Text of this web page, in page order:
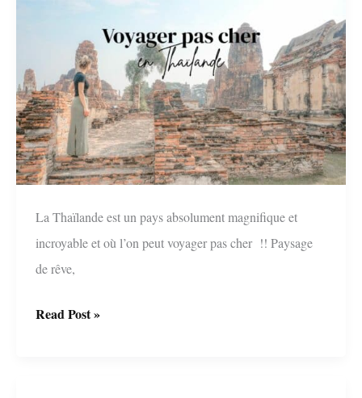
destination
!
La Thaïlande est un pays absolument magnifique et
incroyable et où l’on peut voyager pas cher !! Paysage
de rêve,
Voyager
Read Post »